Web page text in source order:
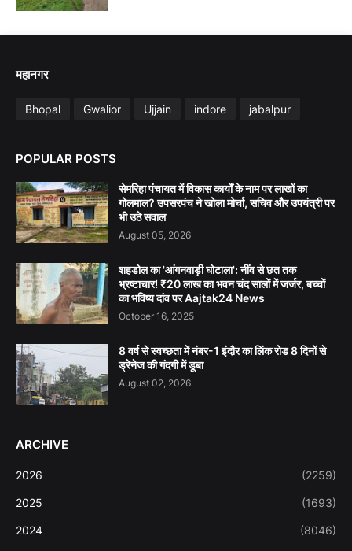
महानगर
Bhopal Gwalior Ujjain indore jabalpur
POPULAR POSTS
सेमरिहा पंचायत में विकास कार्यों के नाम पर लाखों का
गोलमाल? उपसरपंच ने खोला मोर्चा, सचिव और उपयंत्री पर
भी उठे सवाल
August 05, 2026
शहडोल का 'आंगनवाड़ी घोटाला': नींव से छत तक
भ्रष्टाचार! ₹20 लाख का भवन चंद सालों में जर्जर, बच्चों
का भविष्य दांव पर Aajtak24 News
October 16, 2025
8 वर्ष से स्वच्छता में नंबर-1 इंदौर का लिंक रोड 8 दिनों से
ड्रेनेज की गंदगी में डूबा
August 02, 2026
ARCHIVE
2026 (2259)
2025 (1693)
2024 (8046)